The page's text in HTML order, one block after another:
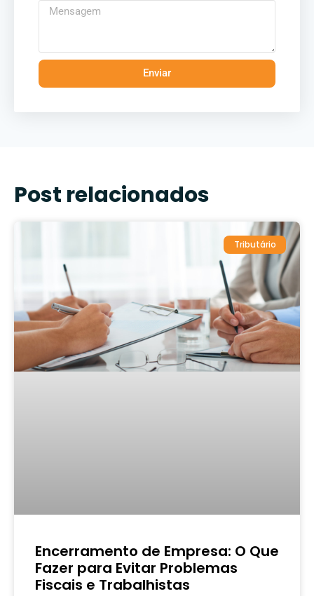
Enviar
Post relacionados
Tributário
Encerramento de Empresa: O Que
Fazer para Evitar Problemas
Fiscais e Trabalhistas